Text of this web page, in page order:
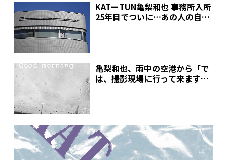
KATーTUN亀梨和也 事務所入所
25年目でついに…あの人の自宅
亀梨和也、雨中の空港から「で
は、撮影現場に行って来ます」